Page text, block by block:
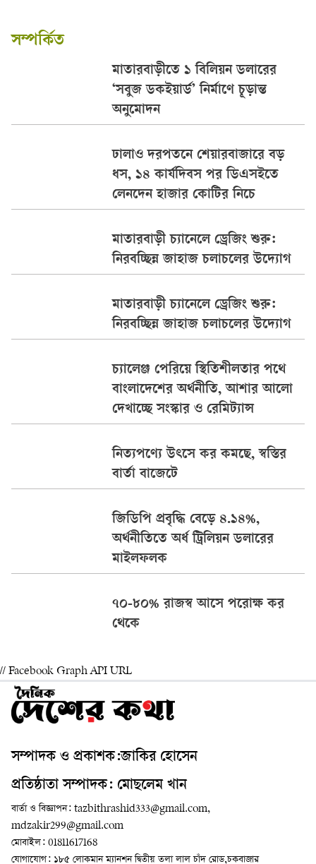
সম্পর্কিত
মাতারবাড়ীতে ১ বিলিয়ন ডলারের
‘সবুজ ডকইয়ার্ড’ নির্মাণে চূড়ান্ত
অনুমোদন
ঢালাও দরপতনে শেয়ারবাজারে বড়
ধস, ১৪ কার্যদিবস পর ডিএসইতে
লেনদেন হাজার কোটির নিচে
মাতারবাড়ী চ্যানেলে ড্রেজিং শুরু:
নিরবচ্ছিন্ন জাহাজ চলাচলের উদ্যোগ
মাতারবাড়ী চ্যানেলে ড্রেজিং শুরু:
নিরবচ্ছিন্ন জাহাজ চলাচলের উদ্যোগ
চ্যালেঞ্জ পেরিয়ে স্থিতিশীলতার পথে
বাংলাদেশের অর্থনীতি, আশার আলো
দেখাচ্ছে সংস্কার ও রেমিট্যান্স
নিত্যপণ্যে উৎসে কর কমছে, স্বস্তির
বার্তা বাজেটে
জিডিপি প্রবৃদ্ধি বেড়ে ৪.১৪%,
অর্থনীতিতে অর্ধ ট্রিলিয়ন ডলারের
মাইলফলক
৭০-৮০% রাজস্ব আসে পরোক্ষ কর
থেকে
// Facebook Graph API URL
সম্পাদক ও প্রকাশক:জাকির হোসেন
প্রতিষ্ঠাতা সম্পাদক: মোছলেম খান
বার্তা ও বিজ্ঞাপন: tazbithrashid333@gmail.com,
mdzakir299@gmail.com
মোবাইল: 01811617168
যোগাযোগ: ১৮৫ লোকমান ম্যানশন দ্বিতীয় তলা লাল চাঁদ রোড,চকবাজার